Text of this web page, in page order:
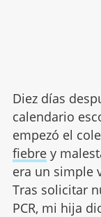
Diez días
calendario
empezó el
fiebrey
era un simple
Tras solicitar
PCR, mi hija